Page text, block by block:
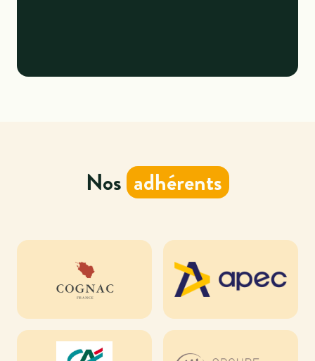
Nos adhérents